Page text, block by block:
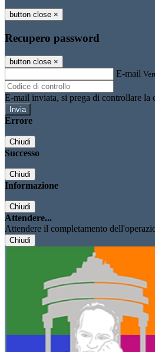
button close ×
Recupero password
button close ×
E-mail
E-mail inviata, si prega di controllare la
Errore
Chiudi
Successo
Chiudi
Informazione
Chiudi
Attendere...
Attendere il completamento
Chiudi